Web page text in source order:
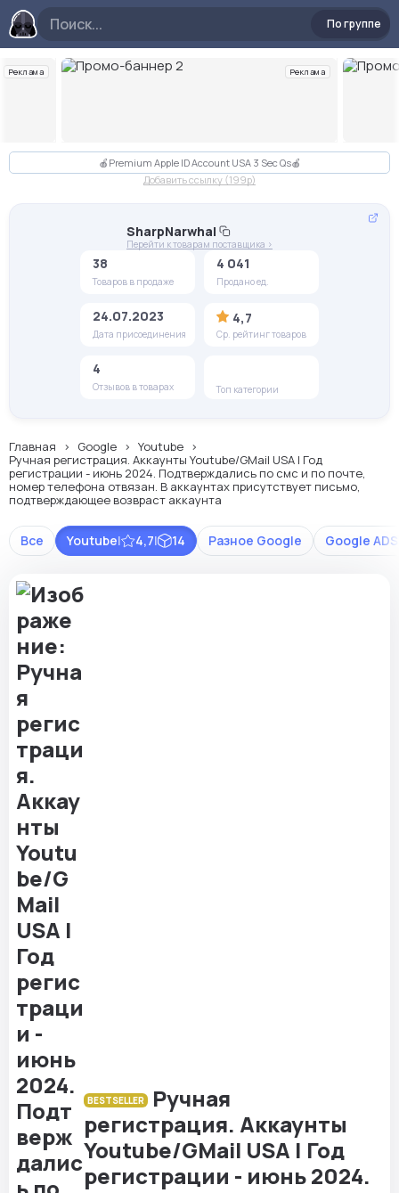
По группе
Реклама Реклама
Слайд 2 из 10
🍎Premium Apple ID Account USA 3 Sec Qs🍎
Добавить ссылку (199p)
SharpNarwhal
Перейти к товарам поставщика >
38
Товаров в продаже
4 041
Продано ед.
24.07.2023
Дата присоединения
4,7
Ср. рейтинг товаров
4
Отзывов в товарах Топ категории
Главная Google
Youtube
Ручная регистрация. Аккаунты Youtube/GMail USA | Год
регистрации - июнь 2024. Подтверждались по смс и по почте,
номер телефона отвязан. В аккаунтах присутствует письмо,
подтверждающее возвраст аккаунта
Все Разное Google
Youtube| 4,7| 14 Google ADS
BESTSELLER
Ручная
регистрация. Аккаунты
Youtube/GMail USA | Год
регистрации - июнь 2024.